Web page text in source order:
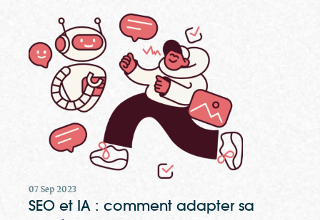
07 Sep 2023
SEO et IA : comment adapter sa